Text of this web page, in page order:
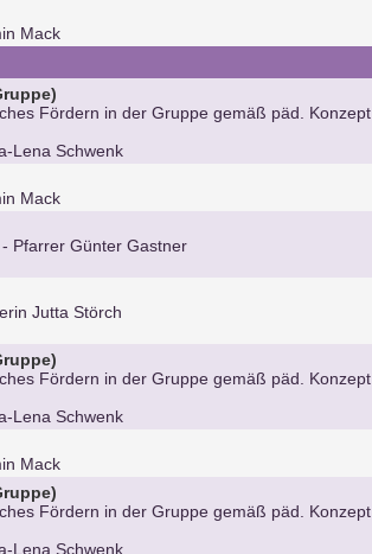
Mack
Fördern in der Gruppe gemäß päd. Konzept
Lena Schwenk
Mack
Pfarrer Günter Gastner
Jutta Störch
Fördern in der Gruppe gemäß päd. Konzept
Lena Schwenk
Mack
Fördern in der Gruppe gemäß päd. Konzept
Lena Schwenk